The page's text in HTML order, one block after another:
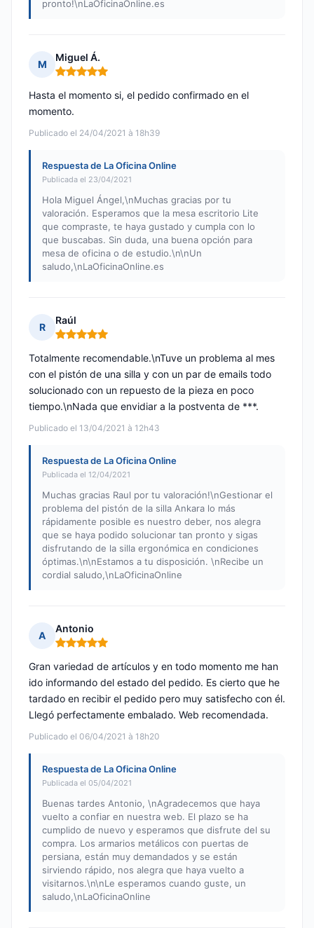
pronto!\nLaOficinaOnline.es
M
Miguel Á.
Nota: 5 de 5
Publicado el 24/04/2021 à 18h39
Hasta el momento si, el pedido confirmado en el
momento.
Respuesta de La Oficina Online
Publicada el 23/04/2021
Hola Miguel Ángel,\nMuchas gracias por tu
valoración. Esperamos que la mesa escritorio Lite
que compraste, te haya gustado y cumpla con lo
que buscabas. Sin duda, una buena opción para
mesa de oficina o de estudio.\n\nUn
saludo,\nLaOficinaOnline.es
R
Raúl
Nota: 5 de 5
Publicado el 13/04/2021 à 12h43
Totalmente recomendable.\nTuve un problema al mes
con el pistón de una silla y con un par de emails todo
solucionado con un repuesto de la pieza en poco
tiempo.\nNada que envidiar a la postventa de ***.
Respuesta de La Oficina Online
Publicada el 12/04/2021
Muchas gracias Raul por tu valoración!\nGestionar el
problema del pistón de la silla Ankara lo más
rápidamente posible es nuestro deber, nos alegra
que se haya podido solucionar tan pronto y sigas
disfrutando de la silla ergonómica en condiciones
óptimas.\n\nEstamos a tu disposición. \nRecibe un
cordial saludo,\nLaOficinaOnline
A
Antonio
Nota: 5 de 5
Publicado el 06/04/2021 à 18h20
Gran variedad de artículos y en todo momento me han
ido informando del estado del pedido. Es cierto que he
tardado en recibir el pedido pero muy satisfecho con él.
Llegó perfectamente embalado. Web recomendada.
Respuesta de La Oficina Online
Publicada el 05/04/2021
Buenas tardes Antonio, \nAgradecemos que haya
vuelto a confiar en nuestra web. El plazo se ha
cumplido de nuevo y esperamos que disfrute del su
compra. Los armarios metálicos con puertas de
persiana, están muy demandados y se están
sirviendo rápido, nos alegra que haya vuelto a
visitarnos.\n\nLe esperamos cuando guste, un
saludo,\nLaOficinaOnline